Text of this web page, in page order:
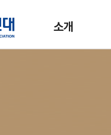
소개